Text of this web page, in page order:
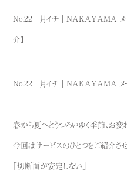
No.22 月イチ｜NAKAYAMA メー
介】
No.22 月イチ｜NAKAYAMA メ
春から夏へとうつろいゆく季節、お変
今回はサービスのひとつをご紹介さ
「切断面が安定しない」